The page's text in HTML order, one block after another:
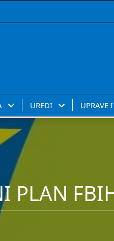
UREDI UPRAVE
PLAN